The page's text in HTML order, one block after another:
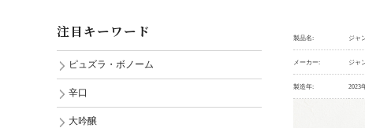
製品名: ジャ
メーカー: ジャ
製造年: 2023
注目キーワード
ピュズラ・ボノーム
辛口
大吟醸